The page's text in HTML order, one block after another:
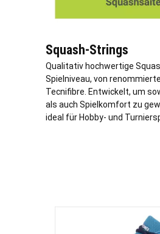
Squash-Strings
Qualitativ hochwertige
Spielniveau, von
Tecnifibre. Entwickelt, um
als auch Spielkomfort zu
ideal für Hobby- und